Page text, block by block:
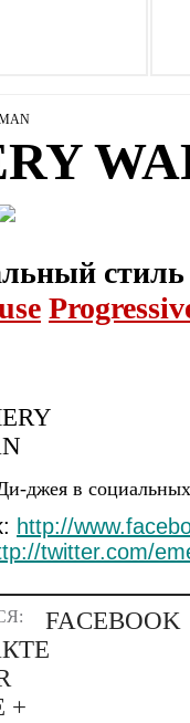
стиль
джея в социальных
http://
twitter.com/
FACEBOOK
+